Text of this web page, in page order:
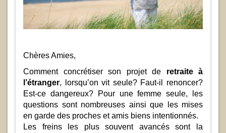
Chères Amies,
Comment concrétiser son projet de retraite à
l’étranger, lorsqu’on vit seule? Faut-il renoncer?
Est-ce dangereux? Pour une femme seule, les
questions sont nombreuses ainsi que les mises
en garde des proches et amis biens intentionnés.
Les freins les plus souvent avancés sont la